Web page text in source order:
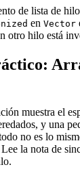
de lista de
en Vector
otro hilo está
muestra el
y una
no es lo
Lee la nota de